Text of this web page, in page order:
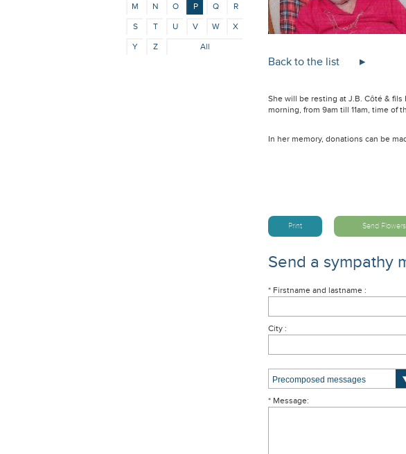
M
N O P Q
R
S
T U V W
X
Y
Z All
Back to the list
She will be resting at J.B. Côté &
morning, from 9am till 11am, time of
In her memory, donations can be
Print Send Flowers
Send a sympathy
* Firstname and lastname :
City :
* Message: